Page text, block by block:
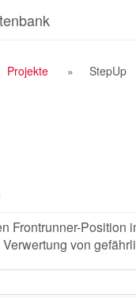
Projekte StepUp
Frontrunner-Position
von